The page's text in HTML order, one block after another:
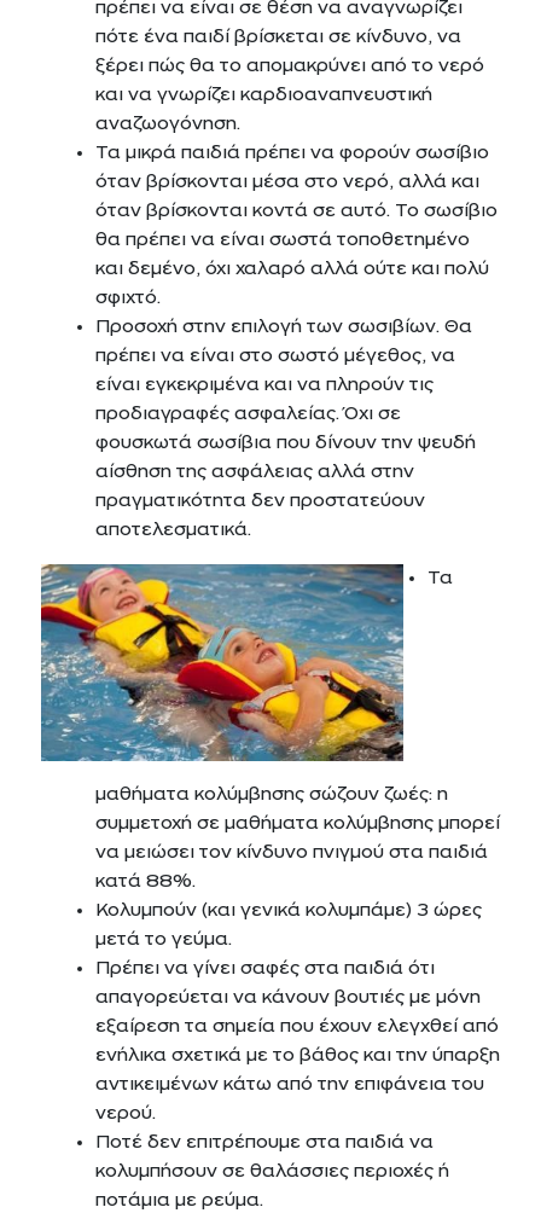
πρέπει να είναι σε θέση να αναγνωρίζει
πότε ένα παιδί βρίσκεται σε κίνδυνο, να
ξέρει πώς θα το απομακρύνει από το νερό
και να γνωρίζει καρδιοαναπνευστική
αναζωογόνηση.
Τα μικρά παιδιά πρέπει να φορούν σωσίβιο
όταν βρίσκονται μέσα στο νερό, αλλά και
όταν βρίσκονται κοντά σε αυτό. Το σωσίβιο
θα πρέπει να είναι σωστά τοποθετημένο
και δεμένο, όχι χαλαρό αλλά ούτε και πολύ
σφιχτό.
Προσοχή στην επιλογή των σωσιβίων. Θα
πρέπει να είναι στο σωστό μέγεθος, να
είναι εγκεκριμένα και να πληρούν τις
προδιαγραφές ασφαλείας. Όχι σε
φουσκωτά σωσίβια που δίνουν την ψευδή
αίσθηση της ασφάλειας αλλά στην
πραγματικότητα δεν προστατεύουν
αποτελεσματικά.
Τα
μαθήματα κολύμβησης σώζουν ζωές: η
συμμετοχή σε μαθήματα κολύμβησης μπορεί
να μειώσει τον κίνδυνο πνιγμού στα παιδιά
κατά 88%.
Κολυμπούν (και γενικά κολυμπάμε) 3 ώρες
μετά το γεύμα.
Πρέπει να γίνει σαφές στα παιδιά ότι
απαγορεύεται να κάνουν βουτιές με μόνη
εξαίρεση τα σημεία που έχουν ελεγχθεί από
ενήλικα σχετικά με το βάθος και την ύπαρξη
αντικειμένων κάτω από την επιφάνεια του
νερού.
Ποτέ δεν επιτρέπουμε στα παιδιά να
κολυμπήσουν σε θαλάσσιες περιοχές ή
ποτάμια με ρεύμα.